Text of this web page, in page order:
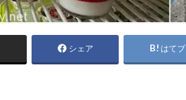
シェア はてブ